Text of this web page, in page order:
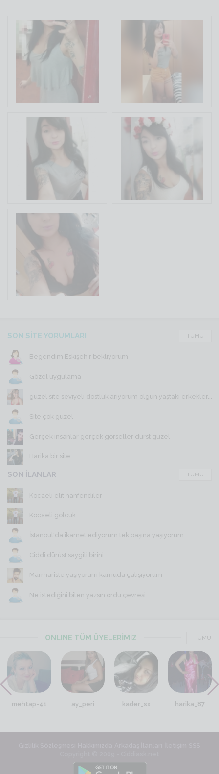
SON SİTE YORUMLARI TÜMÜ
Begendim Eskişehir bekliyorum
Gözel uygulama
güzel site seviyeli dostluk arıyorum olgun yaştaki erkekler...
Site çok güzel
Gerçek insanlar gerçek görseller dürst güzel
Harika bir site
SON İLANLAR TÜMÜ
Kocaeli elit hanfendiler
Kocaeli golcuk
İstanbul'da ikamet ediyorum tek başına yaşıyorum
Ciddi dürüst saygili birini
Marmariste yaşıyorum kamuda çalışıyorum
Ne istediğini bilen yazsın ordu çevresi
ONLINE TÜM ÜYELERİMİZ TÜMÜ
mehtap-41 ay_peri kader_sx harika_87